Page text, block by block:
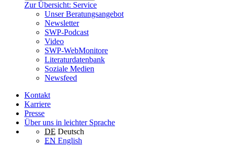
Zur Übersicht: Service
Unser Beratungsangebot
Newsletter
SWP-Podcast
Video
SWP-WebMonitore
Literaturdatenbank
Soziale Medien
Newsfeed
Kontakt
Karriere
Presse
Über uns in leichter Sprache
DE Deutsch
EN English